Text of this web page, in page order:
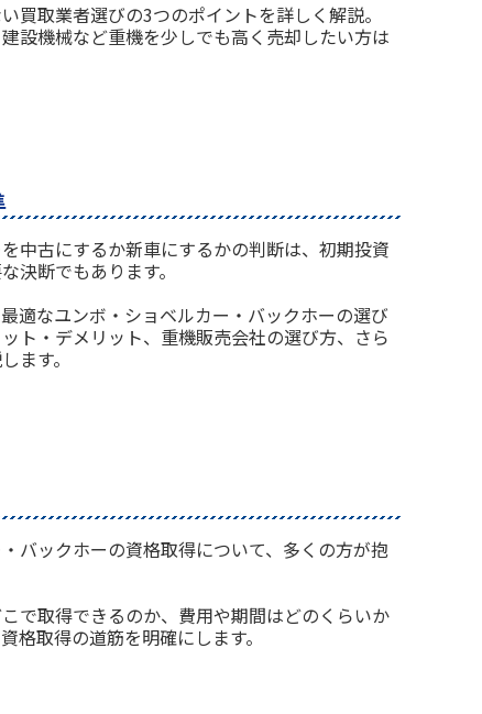
買取業者選びの3つのポイントを詳しく解説。
設機械など重機を少しでも高く売却したい方は
中古にするか新車にするかの判断は、初期投資
決断でもあります。
適なユンボ・ショベルカー・バックホーの選び
ト・デメリット、重機販売会社の選び方、さら
ます。
バックホーの資格取得について、多くの方が抱
で取得できるのか、費用や期間はどのくらいか
格取得の道筋を明確にします。